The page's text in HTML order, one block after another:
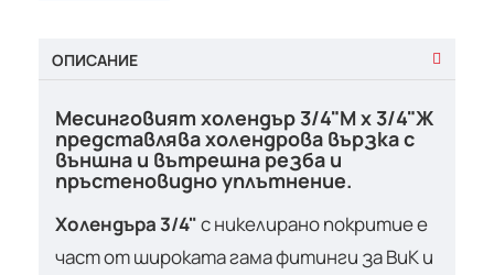
ОПИСАНИЕ
Месинговият холендър 3/4"М х 3/4"Ж
представлява холендрова вързка с
външна и вътрешна резба и
пръстеновидно уплътнение.
Холендъра 3/4"с никелирано покритие е
част от широката гама фитинги за ВиК и